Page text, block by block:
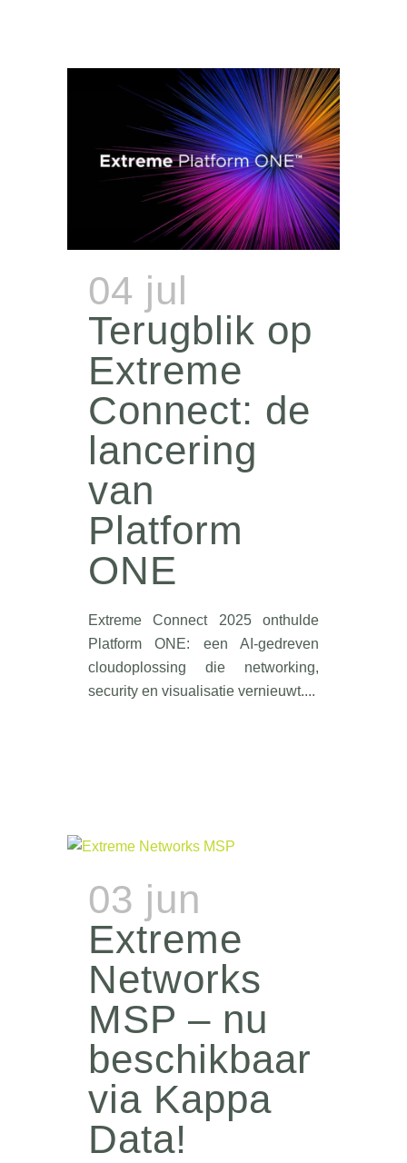
04 jul
Terugblik op
Extreme
Connect: de
lancering
van
Platform
ONE
Extreme Connect 2025 onthulde
Platform ONE: een AI-gedreven
cloudoplossing die networking,
security en visualisatie vernieuwt....
03 jun
Extreme
Networks
MSP – nu
beschikbaar
via Kappa
Data!